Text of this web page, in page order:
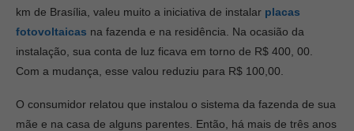
km de Brasília, valeu muito a iniciativa de instalar placas
fotovoltaicas na fazenda e na residência. Na ocasião da
instalação, sua conta de luz ficava em torno de R$ 400, 00.
Com a mudança, esse valou reduziu para R$ 100,00.
O consumidor relatou que instalou o sistema da fazenda de sua
mãe e na casa de alguns parentes. Então, há mais de três anos